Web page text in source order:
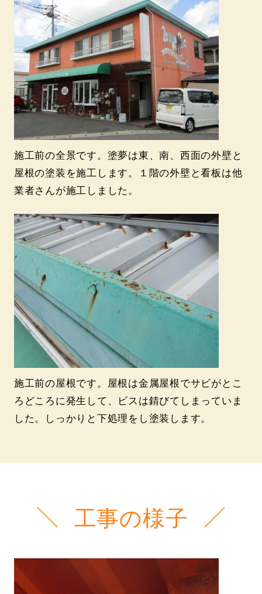
施工前の全景です。塗夢は東、南、西面の外壁と
屋根の塗装を施工します。１階の外壁と看板は他
業者さんが施工しました。
施工前の屋根です。屋根は金属屋根でサビがとこ
ろどころに発生して、ビスは錆びてしまっていま
した。しっかりと下処理をし塗装します。
工事の様子